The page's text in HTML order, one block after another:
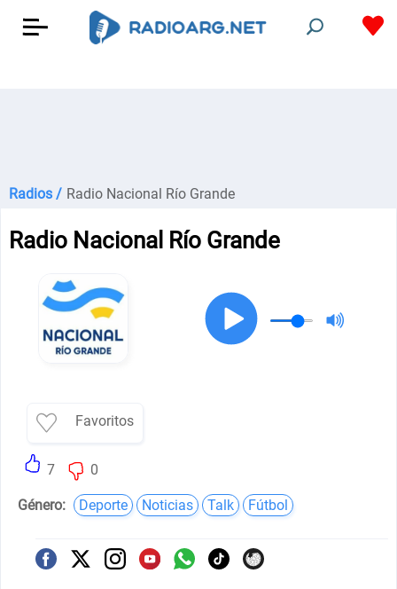
Radios / Radio Nacional Río Grande
Radio Nacional Río Grande
Favoritos
7 0
Género: Deporte Noticias Talk Fútbol